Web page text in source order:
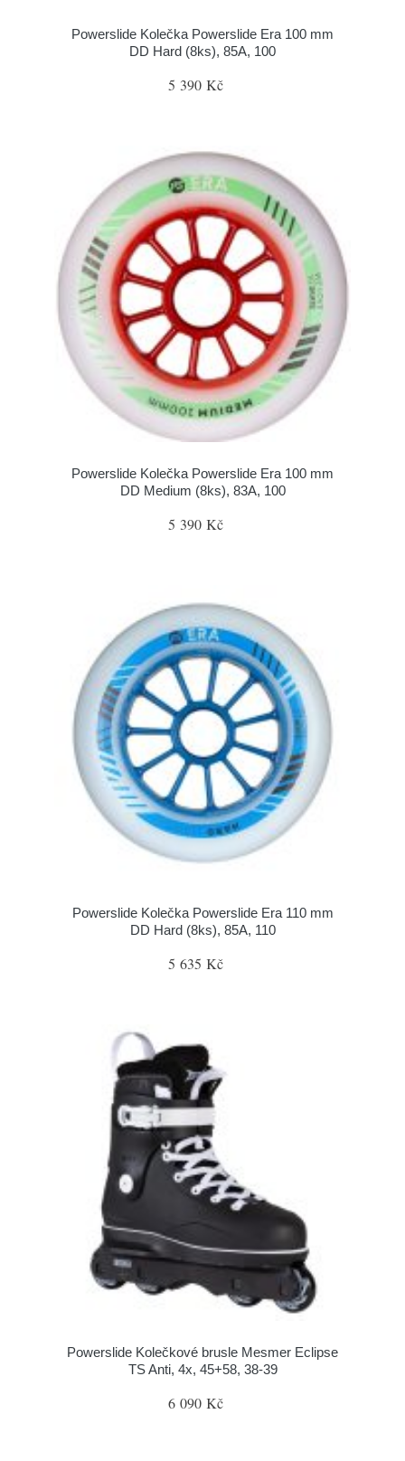
Powerslide Kolečka Powerslide Era 100 mm
DD Hard (8ks), 85A, 100
5 390 Kč
Powerslide Kolečka Powerslide Era 100 mm
DD Medium (8ks), 83A, 100
5 390 Kč
Powerslide Kolečka Powerslide Era 110 mm
DD Hard (8ks), 85A, 110
5 635 Kč
Powerslide Kolečkové brusle Mesmer Eclipse
TS Anti, 4x, 45+58, 38-39
6 090 Kč